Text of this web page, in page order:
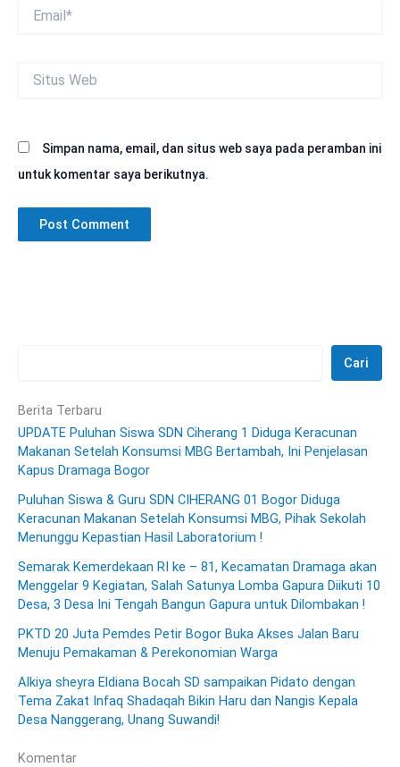
Web
Simpan nama, email, dan situs web saya pada peramban ini
untuk komentar saya berikutnya.
Cari
Berita Terbaru
UPDATE Puluhan Siswa SDN Ciherang 1 Diduga Keracunan
Makanan Setelah Konsumsi MBG Bertambah, Ini Penjelasan
Kapus Dramaga Bogor
Puluhan Siswa & Guru SDN CIHERANG 01 Bogor Diduga
Keracunan Makanan Setelah Konsumsi MBG, Pihak Sekolah
Menunggu Kepastian Hasil Laboratorium !
Semarak Kemerdekaan RI ke – 81, Kecamatan Dramaga akan
Menggelar 9 Kegiatan, Salah Satunya Lomba Gapura Diikuti 10
Desa, 3 Desa Ini Tengah Bangun Gapura untuk Dilombakan !
PKTD 20 Juta Pemdes Petir Bogor Buka Akses Jalan Baru
Menuju Pemakaman & Perekonomian Warga
Alkiya sheyra Eldiana Bocah SD sampaikan Pidato dengan
Tema Zakat Infaq Shadaqah Bikin Haru dan Nangis Kepala
Desa Nanggerang, Unang Suwandi!
Komentar